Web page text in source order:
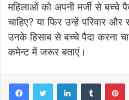
महिलाओं को अपनी मर्जी से बच्चे
चाहिए? या फिर उन्हें परिवार
उनके हिसाब से बच्चे पैदा करना
कमेन्ट में जरूर बताएं।
LinkedInTumblr